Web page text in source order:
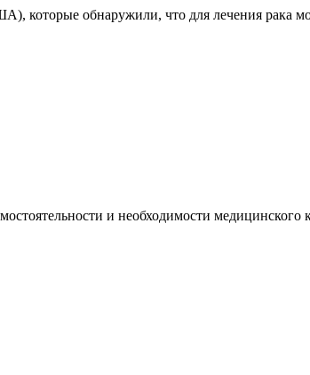
которые обнаружили, что для лечения рака
и необходимости медицинского